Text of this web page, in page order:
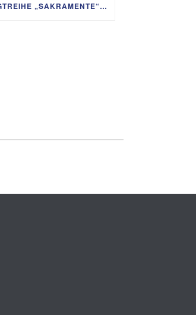
PREDIGTREIHE „SAKRAMENTE“ VOM 12. BIS 26. JULI